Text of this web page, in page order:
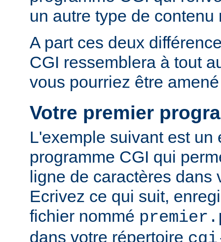
un autre type de contenu
A part ces deux
CGI ressemblera à tout
vous pourriez être
Votre premier
L'exemple suivant est un
programme CGI qui
ligne de caractères dans
Ecrivez ce qui suit,
fichier nommé
dans votre répertoire